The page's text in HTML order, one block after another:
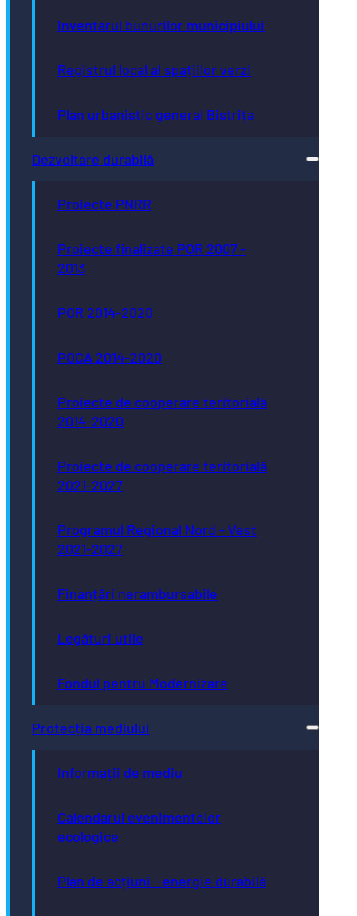
Inventarul bunurilor municipiului
Registrul local al spațiilor verzi
Plan urbanistic general Bistrița
Dezvoltare durabilă
Proiecte PNRR
Proiecte finalizate POR 2007 -
2013
POR 2014-2020
POCA 2014-2020
Proiecte de cooperare teritorială
2014-2020
Proiecte de cooperare teritorială
2021-2027
Programul Regional Nord - Vest
2021-2027
Finanțări nerambursabile
Legături utile
Fondul pentru Modernizare
Protecția mediului
Informații de mediu
Calendarul evenimentelor
ecologice
Plan de acțiuni - energie durabilă